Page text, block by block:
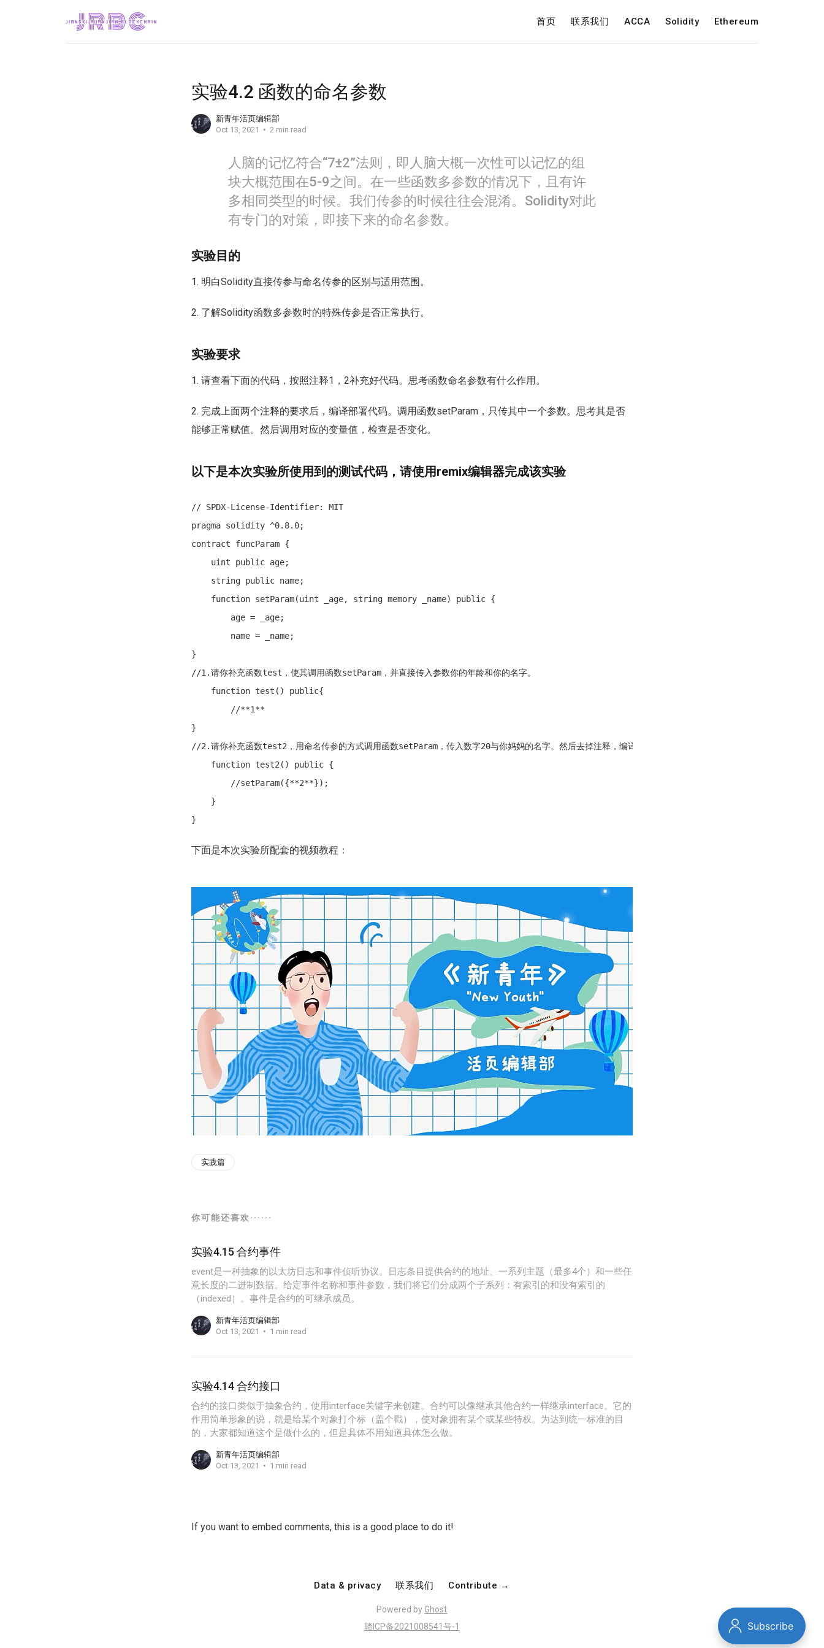
首页 联系我们 ACCA Solidity Ethereum
实验4.2 函数的命名参数
新青年活页编辑部
Oct 13, 2021
2 min read
人脑的记忆符合“7±2”法则，即人脑大概一次性可以记忆的组
块大概范围在5-9之间。在一些函数多参数的情况下，且有许
多相同类型的时候。我们传参的时候往往会混淆。Solidity对此
有专门的对策，即接下来的命名参数。
实验目的
1. 明白Solidity直接传参与命名传参的区别与适用范围。
2. 了解Solidity函数多参数时的特殊传参是否正常执行。
实验要求
1. 请查看下面的代码，按照注释1，2补充好代码。思考函数命名参数有什么作用。
2. 完成上面两个注释的要求后，编译部署代码。调用函数setParam，只传其中一个参数。思考其是否
能够正常赋值。然后调用对应的变量值，检查是否变化。
以下是本次实验所使用到的测试代码，请使用remix编辑器完成该实验
// SPDX-License-Identifier: MIT
pragma solidity ^0.8.0;
contract funcParam {
    uint public age;
    string public name;
    function setParam(uint _age, string memory _name) public {
        age = _age;
        name = _name;
}
//1.请你补充函数test，使其调用函数setParam，并直接传入参数你的年龄和你的名字。
    function test() public{
        //**1**
}
//2.请你补充函数test2，用命名传参的方式调用函数setParam，传入数字20与你妈妈的名字。然后去掉注释，编译执行。
    function test2() public {
        //setParam({**2**});
    }
}
下面是本次实验所配套的视频教程：
实践篇
你可能还喜欢······
实验4.15 合约事件
event是一种抽象的以太坊日志和事件侦听协议。日志条目提供合约的地址、一系列主题（最多4个）和一些任
意长度的二进制数据。给定事件名称和事件参数，我们将它们分成两个子系列：有索引的和没有索引的
（indexed）。事件是合约的可继承成员。
新青年活页编辑部
Oct 13, 2021
1 min read
实验4.14 合约接口
合约的接口类似于抽象合约，使用interface关键字来创建。合约可以像继承其他合约一样继承interface。它的
作用简单形象的说，就是给某个对象打个标（盖个戳），使对象拥有某个或某些特权。为达到统一标准的目
的，大家都知道这个是做什么的，但是具体不用知道具体怎么做。
新青年活页编辑部
Oct 13, 2021
1 min read
If you want to embed comments, this is a good place to do it!
Data & privacy 联系我们 Contribute →
Powered by Ghost
赣ICP备2021008541号-1